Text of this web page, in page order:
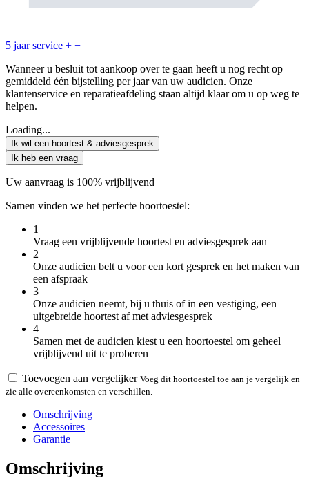
5 jaar service + −
Wanneer u besluit tot aankoop over te gaan heeft u nog recht op
gemiddeld één bijstelling per jaar van uw audicien. Onze
klantenservice en reparatieafdeling staan altijd klaar om u op weg te
helpen.
Loading...
Ik wil een hoortest & adviesgesprek
Ik heb een vraag
Uw aanvraag is 100% vrijblijvend
Samen vinden we het perfecte hoortoestel:
1
Vraag een vrijblijvende hoortest en adviesgesprek aan
2
Onze audicien belt u voor een kort gesprek en het maken van
een afspraak
3
Onze audicien neemt, bij u thuis of in een vestiging, een
uitgebreide hoortest af met adviesgesprek
4
Samen met de audicien kiest u een hoortoestel om geheel
vrijblijvend uit te proberen
Toevoegen aan vergelijker Voeg dit hoortoestel toe aan je vergelijk en
zie alle overeenkomsten en verschillen.
Omschrijving
Accessoires
Garantie
Omschrijving